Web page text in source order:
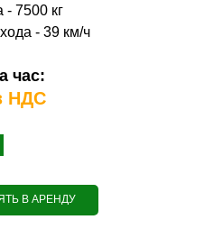
- 7500 кг
- 39 км/ч
час:
НДС
ЭКСКАВАТОРА-ПОГРУЗЧИКА NEW
HOLLAND LB115B
В АРЕНДУ